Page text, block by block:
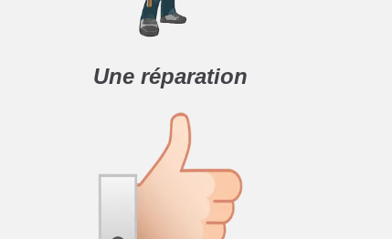
Une réparation